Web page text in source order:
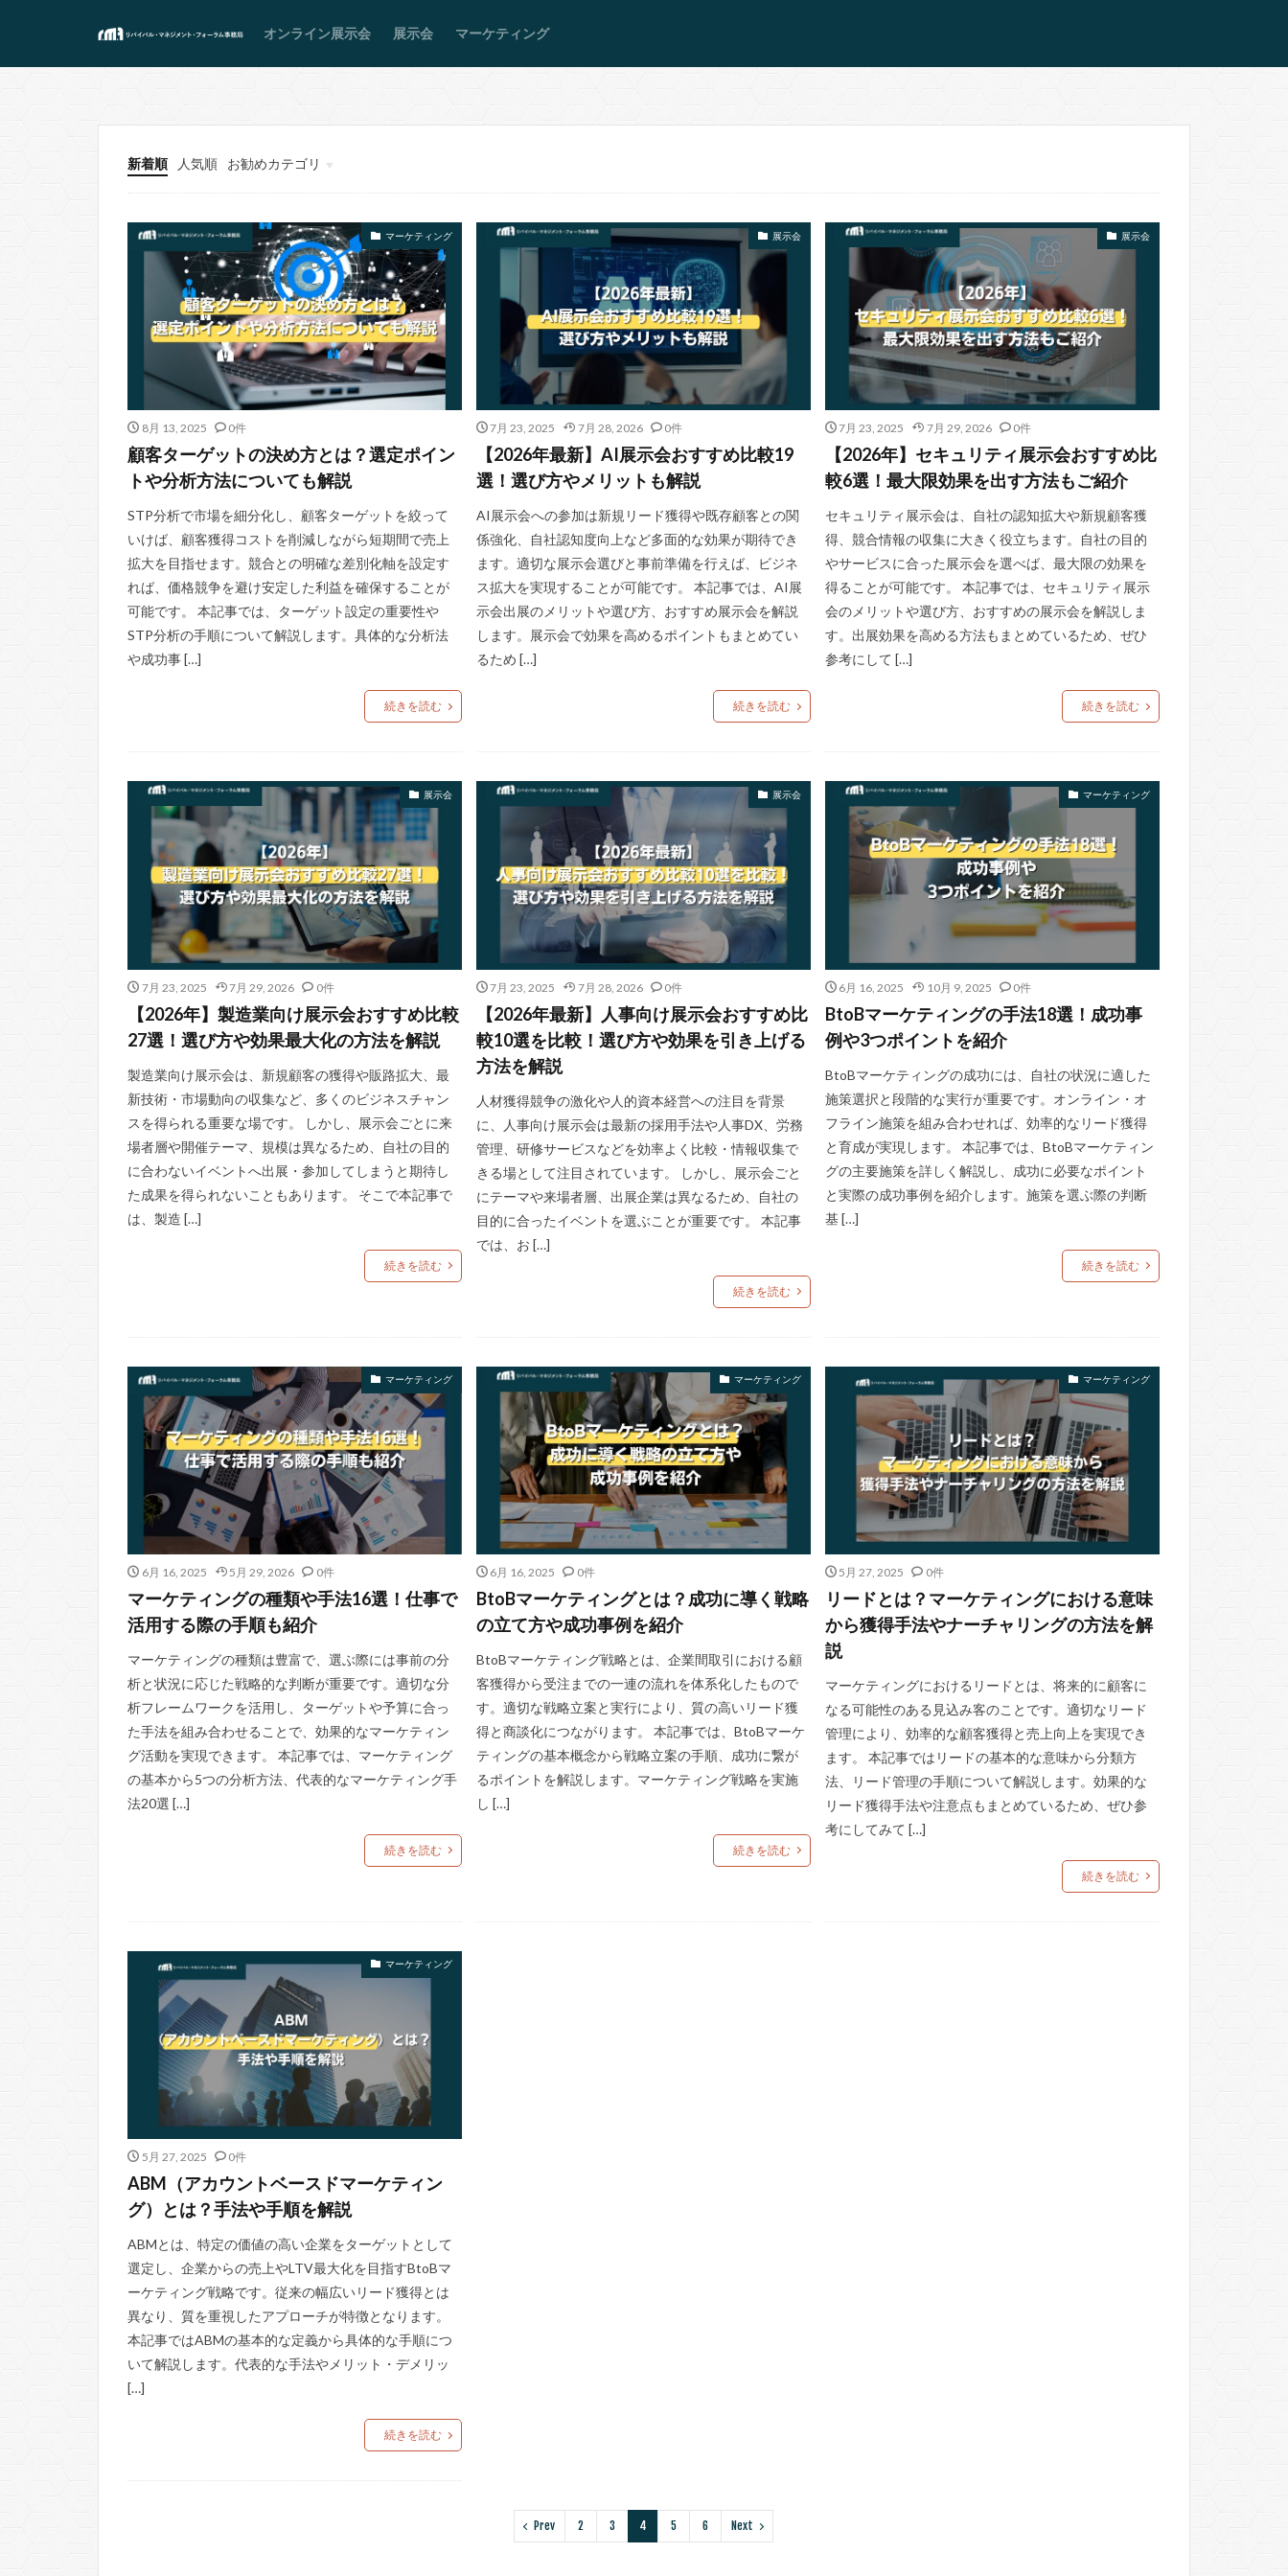
オンライン展示会 展示会 マーケティング
新着順 人気順
お勧めカテゴリ
展示会
オンライン展示会
プラットフォーム
マーケティング
8月 13, 2025 0件
顧客ターゲットの決め方とは？選定ポイン
トや分析方法についても解説
STP分析で市場を細分化し、顧客ターゲットを絞って
いけば、顧客獲得コストを削減しながら短期間で売上
拡大を目指せます。競合との明確な差別化軸を設定す
れば、価格競争を避け安定した利益を確保することが
可能です。 本記事では、ターゲット設定の重要性や
STP分析の手順について解説します。具体的な分析法
や成功事 […]
続きを読む
展示会
7月 23, 2025 7月 28, 2026 0件
【2026年最新】AI展示会おすすめ比較19
選！選び方やメリットも解説
AI展示会への参加は新規リード獲得や既存顧客との関
係強化、自社認知度向上など多面的な効果が期待でき
ます。適切な展示会選びと事前準備を行えば、ビジネ
ス拡大を実現することが可能です。 本記事では、AI展
示会出展のメリットや選び方、おすすめ展示会を解説
します。展示会で効果を高めるポイントもまとめてい
るため […]
続きを読む
展示会
7月 23, 2025 7月 29, 2026 0件
【2026年】セキュリティ展示会おすすめ比
較6選！最大限効果を出す方法もご紹介
セキュリティ展示会は、自社の認知拡大や新規顧客獲
得、競合情報の収集に大きく役立ちます。自社の目的
やサービスに合った展示会を選べば、最大限の効果を
得ることが可能です。 本記事では、セキュリティ展示
会のメリットや選び方、おすすめの展示会を解説しま
す。出展効果を高める方法もまとめているため、ぜひ
参考にして […]
続きを読む
展示会
7月 23, 2025 7月 29, 2026 0件
【2026年】製造業向け展示会おすすめ比較
27選！選び方や効果最大化の方法を解説
製造業向け展示会は、新規顧客の獲得や販路拡大、最
新技術・市場動向の収集など、多くのビジネスチャン
スを得られる重要な場です。 しかし、展示会ごとに来
場者層や開催テーマ、規模は異なるため、自社の目的
に合わないイベントへ出展・参加してしまうと期待し
た成果を得られないこともあります。 そこで本記事で
は、製造 […]
続きを読む
展示会
7月 23, 2025 7月 28, 2026 0件
【2026年最新】人事向け展示会おすすめ比
較10選を比較！選び方や効果を引き上げる
方法を解説
人材獲得競争の激化や人的資本経営への注目を背景
に、人事向け展示会は最新の採用手法や人事DX、労務
管理、研修サービスなどを効率よく比較・情報収集で
きる場として注目されています。 しかし、展示会ごと
にテーマや来場者層、出展企業は異なるため、自社の
目的に合ったイベントを選ぶことが重要です。 本記事
では、お […]
続きを読む
マーケティング
6月 16, 2025 10月 9, 2025 0件
BtoBマーケティングの手法18選！成功事
例や3つポイントを紹介
BtoBマーケティングの成功には、自社の状況に適した
施策選択と段階的な実行が重要です。オンライン・オ
フライン施策を組み合わせれば、効率的なリード獲得
と育成が実現します。 本記事では、BtoBマーケティン
グの主要施策を詳しく解説し、成功に必要なポイント
と実際の成功事例を紹介します。施策を選ぶ際の判断
基 […]
続きを読む
マーケティング
6月 16, 2025 5月 29, 2026 0件
マーケティングの種類や手法16選！仕事で
活用する際の手順も紹介
マーケティングの種類は豊富で、選ぶ際には事前の分
析と状況に応じた戦略的な判断が重要です。適切な分
析フレームワークを活用し、ターゲットや予算に合っ
た手法を組み合わせることで、効果的なマーケティン
グ活動を実現できます。 本記事では、マーケティング
の基本から5つの分析方法、代表的なマーケティング手
法20選 […]
続きを読む
マーケティング
6月 16, 2025 0件
BtoBマーケティングとは？成功に導く戦略
の立て方や成功事例を紹介
BtoBマーケティング戦略とは、企業間取引における顧
客獲得から受注までの一連の流れを体系化したもので
す。適切な戦略立案と実行により、質の高いリード獲
得と商談化につながります。 本記事では、BtoBマーケ
ティングの基本概念から戦略立案の手順、成功に繋が
るポイントを解説します。マーケティング戦略を実施
し […]
続きを読む
マーケティング
5月 27, 2025 0件
リードとは？マーケティングにおける意味
から獲得手法やナーチャリングの方法を解
説
マーケティングにおけるリードとは、将来的に顧客に
なる可能性のある見込み客のことです。適切なリード
管理により、効率的な顧客獲得と売上向上を実現でき
ます。 本記事ではリードの基本的な意味から分類方
法、リード管理の手順について解説します。効果的な
リード獲得手法や注意点もまとめているため、ぜひ参
考にしてみて […]
続きを読む
マーケティング
5月 27, 2025 0件
ABM（アカウントベースドマーケティン
グ）とは？手法や手順を解説
ABMとは、特定の価値の高い企業をターゲットとして
選定し、企業からの売上やLTV最大化を目指すBtoBマ
ーケティング戦略です。従来の幅広いリード獲得とは
異なり、質を重視したアプローチが特徴となります。
本記事ではABMの基本的な定義から具体的な手順につ
いて解説します。代表的な手法やメリット・デメリッ
[…]
続きを読む
Prev 2 3 4 5 6 Next